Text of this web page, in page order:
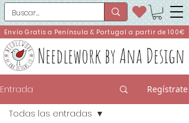
Needlework by Ana Design
Envío Gratis a Península & Portugal a partir de 100€
Entrada Regístrate
Todas las entradas